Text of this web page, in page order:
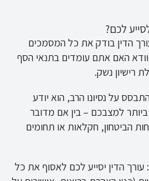
לכם?
הדין בודק את כל המסמכים
האם אתם עומדים בתנאי הסף
רישיון נשק.
על נסיונו הרב, הוא יודע
למצבכם – בין אם מדובר
הביטחון, חקלאות או תחומים
: עורך הדין יסייע לכם לאסוף את כל